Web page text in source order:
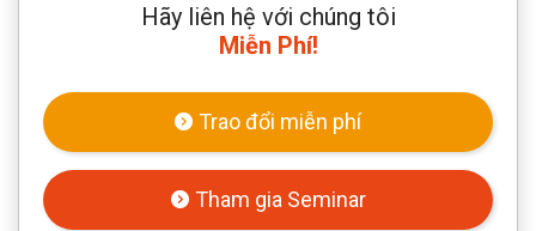
Hãy liên hệ với chúng tôi
Miễn Phí!
Trao đổi miễn phí
Tham gia Seminar